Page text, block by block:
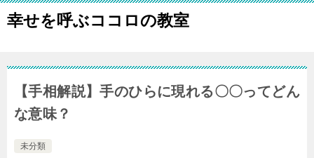
幸せを呼ぶココロの教室
【手相解説】手のひらに現れる〇〇ってどん
な意味？
未分類